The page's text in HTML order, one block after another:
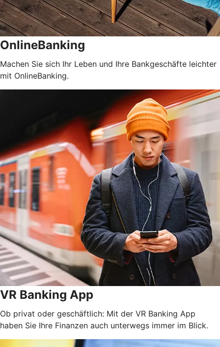
OnlineBanking
Machen Sie sich Ihr Leben und Ihre Bankgeschäfte leichter
mit OnlineBanking.
VR Banking App
Ob privat oder geschäftlich: Mit der VR Banking App
haben Sie Ihre Finanzen auch unterwegs immer im Blick.